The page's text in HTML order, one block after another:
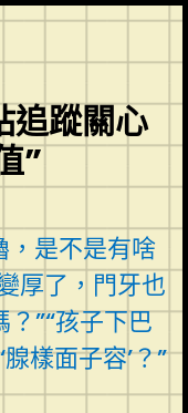
追蹤關心
”
，是不是有啥
厚了，門牙也
？”“孩子下巴
樣面子容’？”